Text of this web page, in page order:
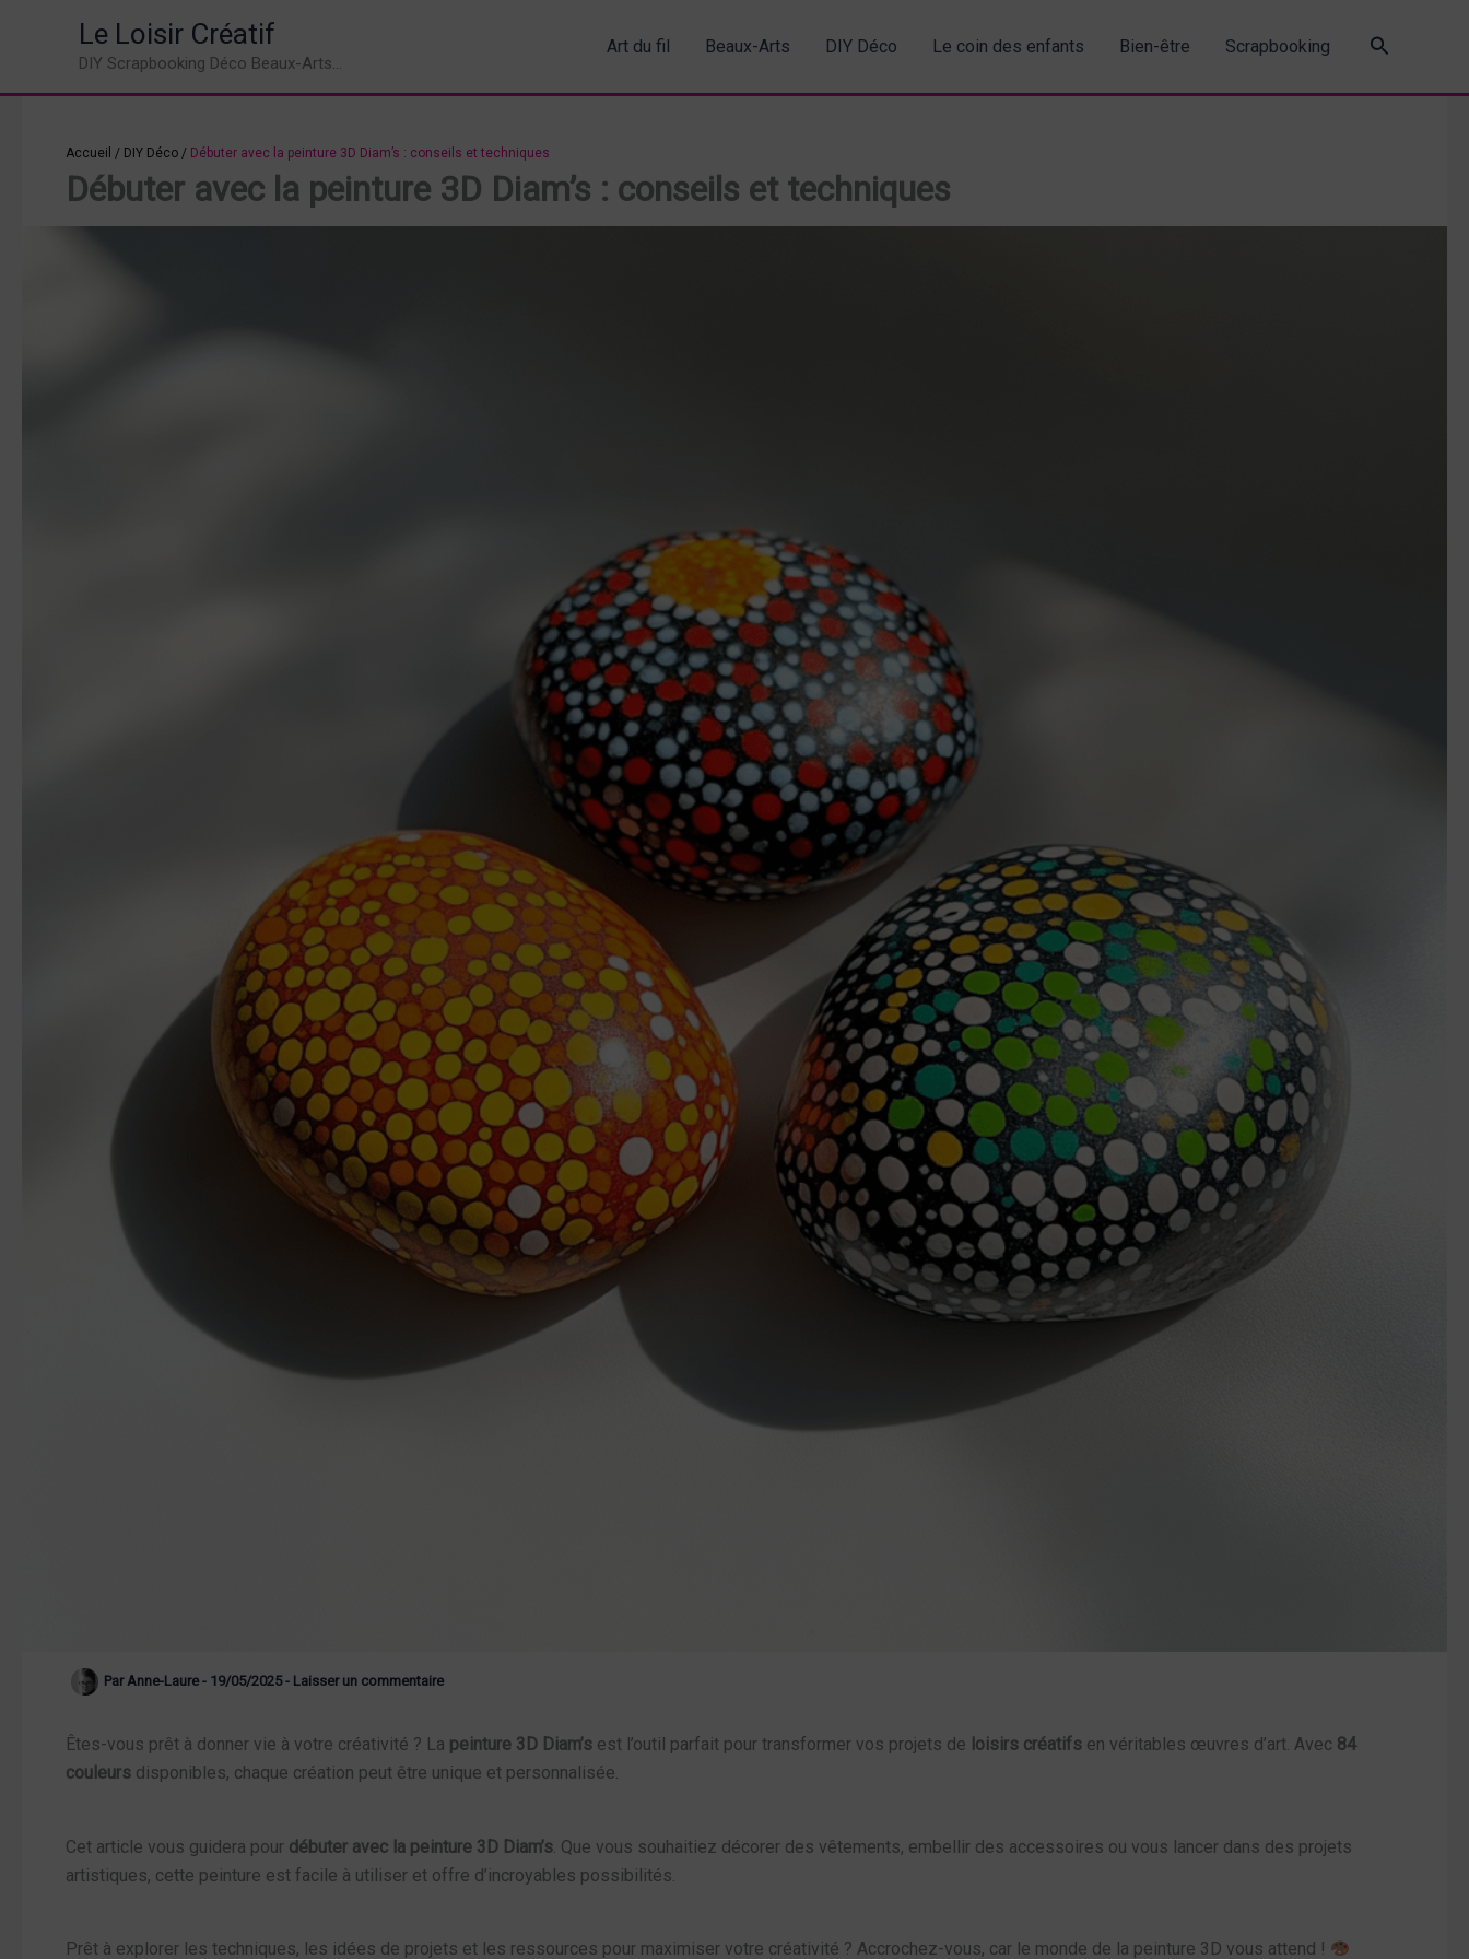
Le Loisir Créatif
DIY Scrapbooking Déco Beaux-Arts...
Art du fil Beaux-Arts DIY Déco Le coin des enfants Bien-être Scrapbooking
Accueil / DIY Déco / Débuter avec la peinture 3D Diam’s : conseils et techniques
Débuter avec la peinture 3D Diam’s : conseils et techniques
Par Anne-Laure- 19/05/2025- Laisser un commentaire
Êtes-vous prêt à donner vie à votre créativité ? La peinture 3D Diam’s est l’outil parfait pour transformer vos projets de loisirs créatifs en véritables œuvres d’art. Avec 84
couleurs disponibles, chaque création peut être unique et personnalisée.
Cet article vous guidera pour débuter avec la peinture 3D Diam’s . Que vous souhaitiez décorer des vêtements, embellir des accessoires ou vous lancer dans des projets
artistiques, cette peinture est facile à utiliser et offre d’incroyables possibilités.
Prêt à explorer les techniques, les idées de projets et les ressources pour maximiser votre créativité ? Accrochez-vous, car le monde de la peinture 3D vous attend !